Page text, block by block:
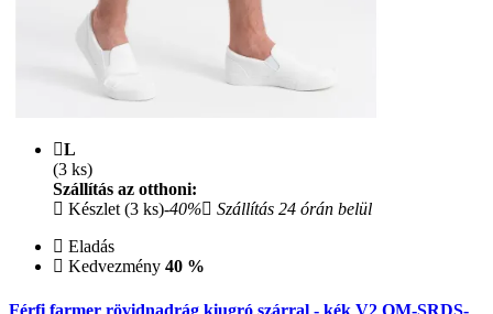
L
(3 ks)
Szállítás az otthoni:
Készlet (3 ks)-40%
Szállítás 24 órán belül
Eladás
Kedvezmény 40 %
Férfi farmer rövidnadrág kiugró szárral - kék V2 OM-SRDS-